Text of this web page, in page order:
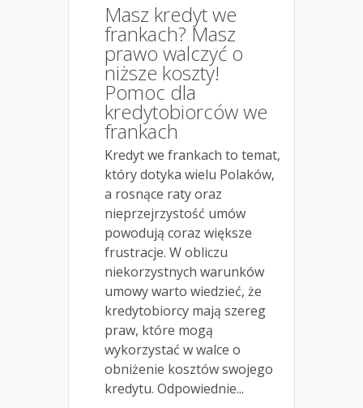
Masz kredyt we
frankach? Masz
prawo walczyć o
niższe koszty!
Pomoc dla
kredytobiorców we
frankach
Kredyt we frankach to temat,
który dotyka wielu Polaków,
a rosnące raty oraz
nieprzejrzystość umów
powodują coraz większe
frustracje. W obliczu
niekorzystnych warunków
umowy warto wiedzieć, że
kredytobiorcy mają szereg
praw, które mogą
wykorzystać w walce o
obniżenie kosztów swojego
kredytu. Odpowiednie...